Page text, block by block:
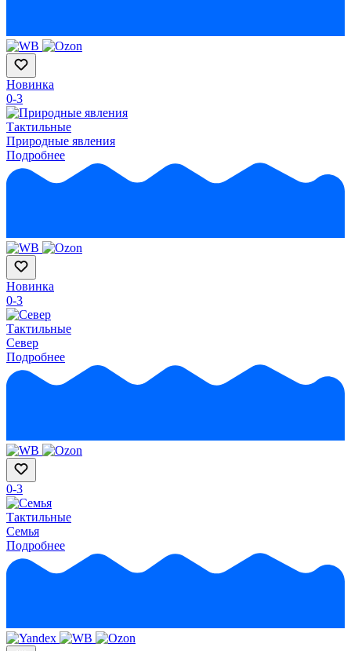
Новинка
0-3
Тактильные
Природные явления
Подробнее
Новинка
0-3
Тактильные
Север
Подробнее
0-3
Тактильные
Семья
Подробнее